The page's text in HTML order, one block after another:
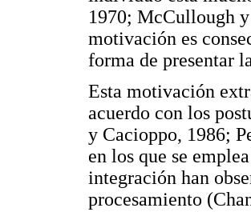
1970; McCullough
motivación es
forma de presentar
Esta motivación
acuerdo con los
y Cacioppo, 1986;
en los que se
integración han
procesamiento